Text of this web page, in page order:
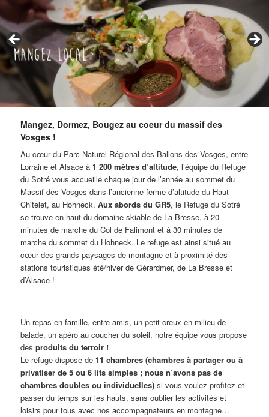
Mangez, Dormez, Bougez au coeur du massif des
Vosges !
Au cœur du Parc Naturel Régional des Ballons des Vosges, entre
Lorraine et Alsace à1 200 mètres d’altitude, l’équipe du Refuge
du Sotré vous accueille chaque jour de l’année au sommet du
Massif des Vosges dans l’ancienne ferme d’altitude du Haut-
Chitelet, au Hohneck.Aux abords du GR5, le Refuge du Sotré
se trouve en haut du domaine skiable de La Bresse, à 20
minutes de marche du Col de Falimont et à 30 minutes de
marche du sommet du Hohneck. Le refuge est ainsi situé au
cœur des grands paysages de montagne et à proximité des
stations touristiques été/hiver de Gérardmer, de La Bresse et
d’Alsace !
Un repas en famille, entre amis, un petit creux en milieu de
balade, un apéro au coucher du soleil, notre équipe vous propose
desproduits du terroir !
Le refuge dispose de11 chambres (chambres à partager ou à
privatiser de 5 ou 6 lits simples ; nous n’avons pas de
chambres doubles ou individuelles) si vous voulez profitez et
passer du temps sur les hauts, sans oublier les activités et
loisirs pour tous avec nos accompagnateurs en montagne…